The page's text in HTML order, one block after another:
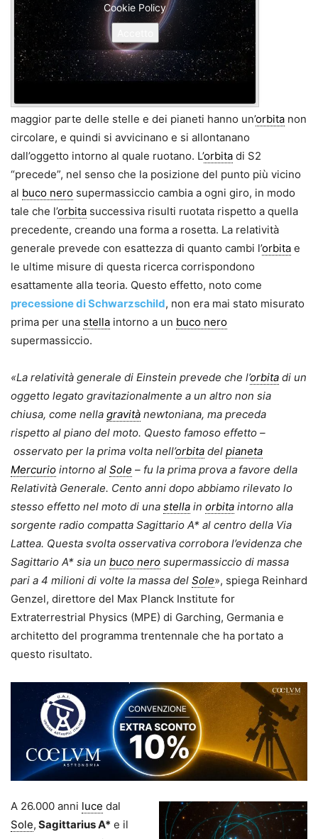
Cookie Policy
maggior parte delle stelle e dei pianeti hanno un’orbita non
circolare, e quindi si avvicinano e si allontanano
dall’oggetto intorno al quale ruotano. L’orbita di S2
“precede”, nel senso che la posizione del punto più vicino
al buco nero supermassiccio cambia a ogni giro, in modo
tale che l’orbita successiva risulti ruotata rispetto a quella
precedente, creando una forma a rosetta. La relatività
generale prevede con esattezza di quanto cambi l’orbita e
le ultime misure di questa ricerca corrispondono
esattamente alla teoria. Questo effetto, noto come
precessione di Schwarzschild, non era mai stato misurato
prima per una stella intorno a un buco nero
supermassiccio.
«La relatività generale di Einstein prevede che l’orbita di un
oggetto legato gravitazionalmente a un altro non sia
chiusa, come nella gravità newtoniana, ma preceda
rispetto al piano del moto. Questo famoso effetto –
osservato per la prima volta nell’orbita del pianeta
Mercurio intorno al Sole – fu la prima prova a favore della
Relatività Generale. Cento anni dopo abbiamo rilevato lo
stesso effetto nel moto di una stella in orbita intorno alla
sorgente radio compatta Sagittario A* al centro della Via
Lattea. Questa svolta osservativa corrobora l’evidenza che
Sagittario A* sia un buco nero supermassiccio di massa
pari a 4 milioni di volte la massa del Sole», spiega Reinhard
Genzel, direttore del Max Planck Institute for
Extraterrestrial Physics (MPE) di Garching, Germania e
architetto del programma trentennale che ha portato a
questo risultato.
A 26.000 anni luce dal
Sole, Sagittarius A* e il